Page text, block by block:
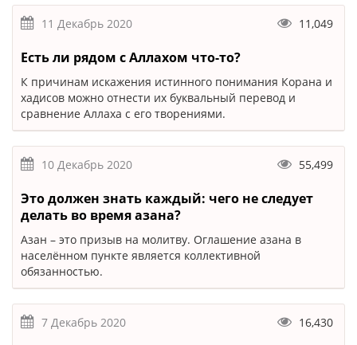
11 Декабрь 2020 11,049
Есть ли рядом с Аллахом что-то?
К причинам искажения истинного понимания Корана и
хадисов можно отнести их буквальный перевод и
сравнение Аллаха с его творениями.
10 Декабрь 2020 55,499
Это должен знать каждый: чего не следует
делать во время азана?
Азан – это призыв на молитву. Оглашение азана в
населённом пункте является коллективной
обязанностью.
7 Декабрь 2020 16,430